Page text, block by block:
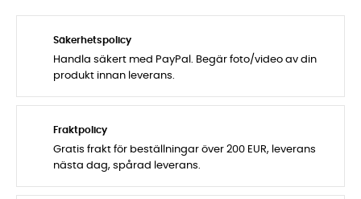
Säkerhetspolicy
Handla säkert med PayPal. Begär foto/video av din
produkt innan leverans.
Fraktpolicy
Gratis frakt för beställningar över 200 EUR, leverans
nästa dag, spårad leverans.